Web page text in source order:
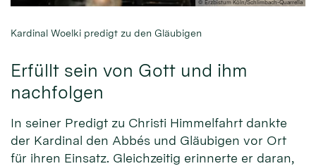
© Erzbistum Köln/Schlimbach-Quarrella
Kardinal Woelki predigt zu den Gläubigen
Erfüllt sein von Gott und ihm
nachfolgen
In seiner Predigt zu Christi Himmelfahrt dankte
der Kardinal den Abbés und Gläubigen vor Ort
für ihren Einsatz. Gleichzeitig erinnerte er daran,